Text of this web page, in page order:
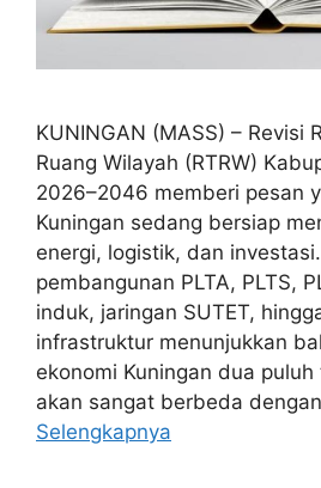
KUNINGAN (MASS) – Revisi
Ruang Wilayah (RTRW)
2026–2046 memberi pesan
Kuningan sedang bersiap
energi, logistik, dan
pembangunan PLTA, PLTS,
induk, jaringan SUTET,
infrastruktur menunjukkan
ekonomi Kuningan dua
akan sangat berbeda
Selengkapnya